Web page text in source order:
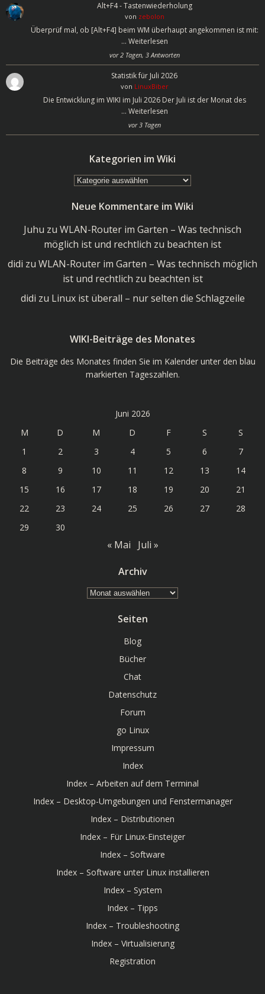
Alt+F4 - Tastenwiederholung
von zebolon
Überprüf mal, ob [Alt+F4] beim WM überhaupt angekommen ist mit:
… Weiterlesen
vor 2 Tagen, 3 Antworten
Statistik für Juli 2026
von LinuxBiber
Die Entwicklung im WIKI im Juli 2026 Der Juli ist der Monat des
… Weiterlesen
vor 3 Tagen
Kategorien im Wiki
Kategorien
Wiki
Neue Kommentare im Wiki
Juhu zu WLAN-Router im Garten – Was technisch
möglich ist und rechtlich zu beachten ist
didi zu WLAN-Router im Garten – Was technisch möglich
ist und rechtlich zu beachten ist
didi zu Linux ist überall – nur selten die Schlagzeile
WIKI-Beiträge des Monates
Die Beiträge des Monates finden Sie im Kalender unter den blau
markierten Tageszahlen.
Juni 2026
M
D M D F S
S
1
2 3 4 5 6
7
8
9 10 11 12 13
14
15
16 17 18 19 20
21
22
23 24 25 26 27
28
29
30
« Mai Juli »
Archiv
Archiv
Seiten
Blog
Bücher
Chat
Datenschutz
Forum
go Linux
Impressum
Index
Index – Arbeiten auf dem Terminal
Index – Desktop-Umgebungen und Fenstermanager
Index – Distributionen
Index – Für Linux-Einsteiger
Index – Software
Index – Software unter Linux installieren
Index – System
Index – Tipps
Index – Troubleshooting
Index – Virtualisierung
Registration